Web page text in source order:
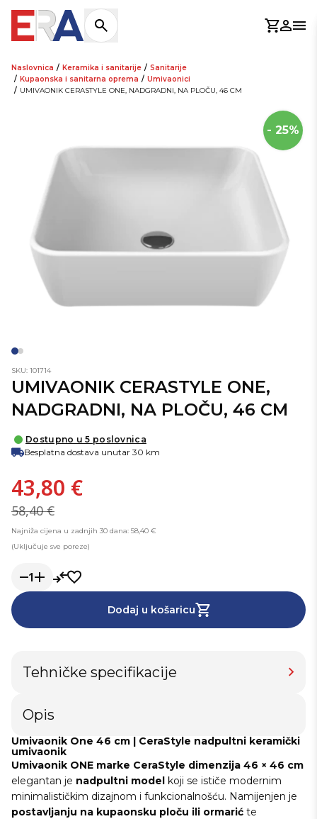
Košarica
Naslovnica / Keramika i sanitarije / Sanitarije
/ Kupaonska i sanitarna oprema / Umivaonici
/ UMIVAONIK CERASTYLE ONE, NADGRADNI, NA PLOČU, 46 CM
- 25%
SKU: 101714
UMIVAONIK CERASTYLE ONE,
NADGRADNI, NA PLOČU, 46 CM
Dostupno u 5 poslovnica
Besplatna dostava unutar 30 km
43,80 €
58,40 €
Najniža cijena u zadnjih 30 dana: 58,40 €
(Uključuje sve poreze)
1
Dodaj u košaricu
Tehničke specifikacije
Opis
Umivaonik One 46 cm | CeraStyle nadpultni keramički
umivaonik
Umivaonik ONE marke CeraStyle dimenzija 46 × 46 cm
elegantan je nadpultni model koji se ističe modernim
minimalističkim dizajnom i funkcionalnošću. Namijenjen je
postavljanju na kupaonsku ploču ili ormarić te